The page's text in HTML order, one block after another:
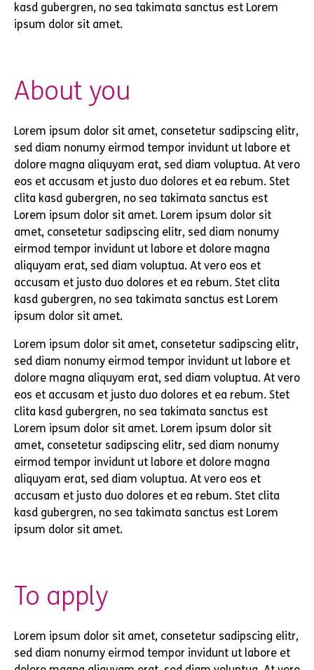
kasd gubergren, no sea takimata sanctus est Lorem
ipsum dolor sit amet.
About you
Lorem ipsum dolor sit amet, consetetur sadipscing elitr,
sed diam nonumy eirmod tempor invidunt ut labore et
dolore magna aliquyam erat, sed diam voluptua. At vero
eos et accusam et justo duo dolores et ea rebum. Stet
clita kasd gubergren, no sea takimata sanctus est
Lorem ipsum dolor sit amet. Lorem ipsum dolor sit
amet, consetetur sadipscing elitr, sed diam nonumy
eirmod tempor invidunt ut labore et dolore magna
aliquyam erat, sed diam voluptua. At vero eos et
accusam et justo duo dolores et ea rebum. Stet clita
kasd gubergren, no sea takimata sanctus est Lorem
ipsum dolor sit amet.
Lorem ipsum dolor sit amet, consetetur sadipscing elitr,
sed diam nonumy eirmod tempor invidunt ut labore et
dolore magna aliquyam erat, sed diam voluptua. At vero
eos et accusam et justo duo dolores et ea rebum. Stet
clita kasd gubergren, no sea takimata sanctus est
Lorem ipsum dolor sit amet. Lorem ipsum dolor sit
amet, consetetur sadipscing elitr, sed diam nonumy
eirmod tempor invidunt ut labore et dolore magna
aliquyam erat, sed diam voluptua. At vero eos et
accusam et justo duo dolores et ea rebum. Stet clita
kasd gubergren, no sea takimata sanctus est Lorem
ipsum dolor sit amet.
To apply
Lorem ipsum dolor sit amet, consetetur sadipscing elitr,
sed diam nonumy eirmod tempor invidunt ut labore et